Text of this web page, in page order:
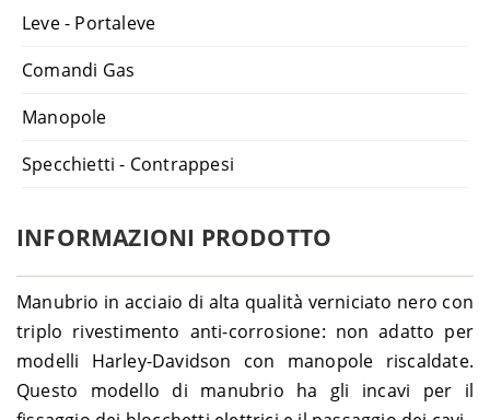
Leve - Portaleve
Comandi Gas
Manopole
Specchietti - Contrappesi
INFORMAZIONI PRODOTTO
Manubrio in acciaio di alta qualità verniciato nero con
triplo rivestimento anti-corrosione: non adatto per
modelli Harley-Davidson con manopole riscaldate.
Questo modello di manubrio ha gli incavi per il